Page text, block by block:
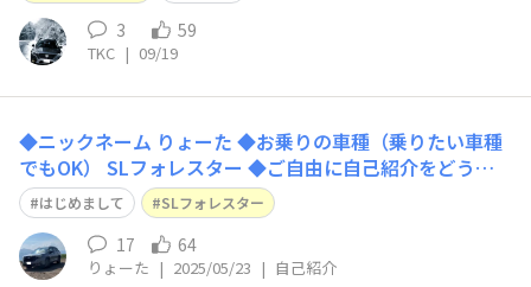
3 59
TKC | 09/19
◆ニックネーム りょーた ◆お乗りの車種（乗りたい車種
でもOK） SLフォレスター ◆ご自由に自己紹介をどう
ぞ！ はじめまして‼︎ 4月にSLフォレスターを購入しました
✨ 7月に納車予定です！ NDロードスターに乗っていまし
たが、SLフォレスターを見て一目惚れし乗り換えを決め
ました🙋‍♂️ グレ
はじめまして SLフォレスター
17 64
りょーた | 2025/05/23 | 自己紹介